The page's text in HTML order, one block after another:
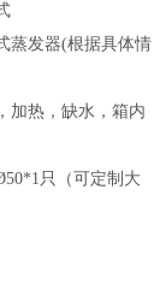
蒸发器(根据具体情
加热，缺水，箱内
只（可定制大